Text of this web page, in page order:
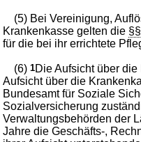
(5) Bei Vereinigung,
Krankenkasse gelten die
für die bei ihr errichtete
(6)1Die Aufsicht über
Aufsicht über die
Bundesamt für Soziale
Sozialversicherung
Verwaltungsbehörden der
Jahre die Geschäfts-,